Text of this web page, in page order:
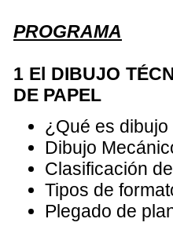
PROGRAMA
1 El DIBUJO
DE PAPEL
¿Qué es
Dibujo
Clasificación
Tipos de
Plegado de